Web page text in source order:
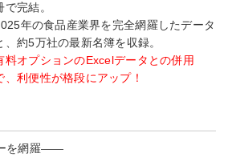
で完結。
年の食品産業界を完全網羅したデータ
、約5万社の最新名簿を収録。
料オプションのExcelデータとの併用
、利便性が格段にアップ！
を網羅――